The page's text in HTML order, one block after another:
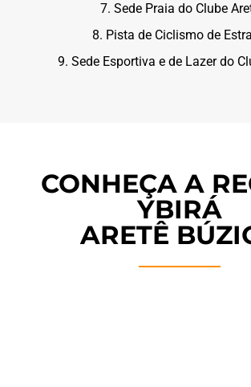
7. Sede Praia do Clube
8. Pista de Ciclismo de
9. Sede Esportiva e de Lazer do
CONHEÇA A
YBIRÁ
ARETÊ